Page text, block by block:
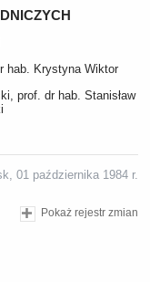
hab. Krystyna Wiktor
prof. dr hab. Stanisław
01 października 1984 r.
Pokaż rejestr zmian